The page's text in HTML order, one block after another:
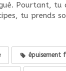
Pourtant, tu
tu prends
épuisement